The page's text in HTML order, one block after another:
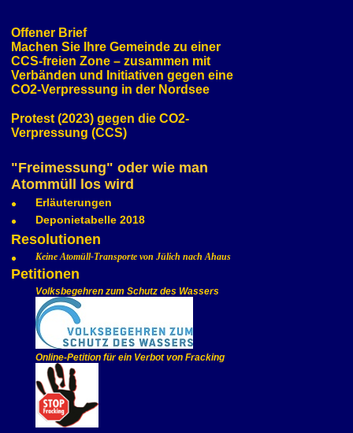
Offener Brief
Machen Sie Ihre Gemeinde zu einer
CCS-freien Zone – zusammen mit
Verbänden und Initiativen gegen eine
CO2-Verpressung in der Nordsee
Protest (2023) gegen die CO2-
Verpressung (CCS)
"Freimessung" oder wie man
Atommüll los wird
Erläuterungen
Deponietabelle 2018
Resolutionen
Keine Atomüll-Transporte von Jülich nach Ahaus
Petitionen
Volksbegehren zum Schutz des Wassers
Online-Petition für ein Verbot von Fracking